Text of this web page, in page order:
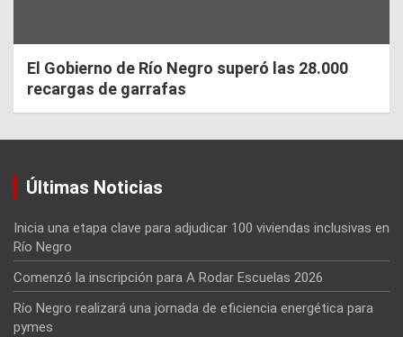
El Gobierno de Río Negro superó las 28.000
recargas de garrafas
Últimas Noticias
Inicia una etapa clave para adjudicar 100 viviendas inclusivas en
Río Negro
Comenzó la inscripción para A Rodar Escuelas 2026
Río Negro realizará una jornada de eficiencia energética para
pymes